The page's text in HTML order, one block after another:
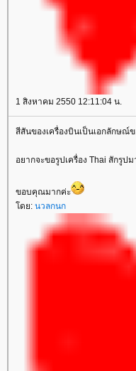
1 สิงหาคม 2550 12:11:04 น.
สีสันของเครื่องบินเป็นเอกลักษณ์
อยากจะขอรูปเครื่อง Thai สักรู
ขอบคุณมากค่ะ
ดย: นวลกนก